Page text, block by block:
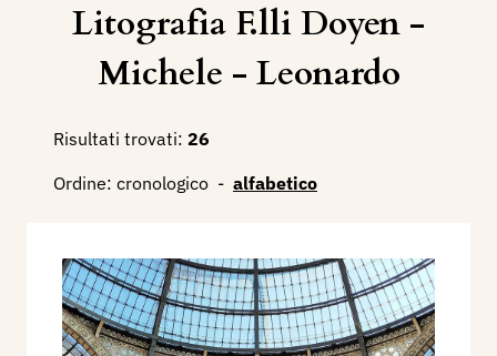
Litografia F.lli Doyen -
Michele - Leonardo
Risultati trovati: 26
Ordine: cronologico - alfabetico